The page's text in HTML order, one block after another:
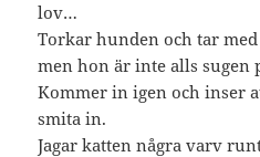
lov…
Torkar hunden och tar
men hon är inte alls sugen
Kommer in igen och inser
smita in.
Jagar katten några varv